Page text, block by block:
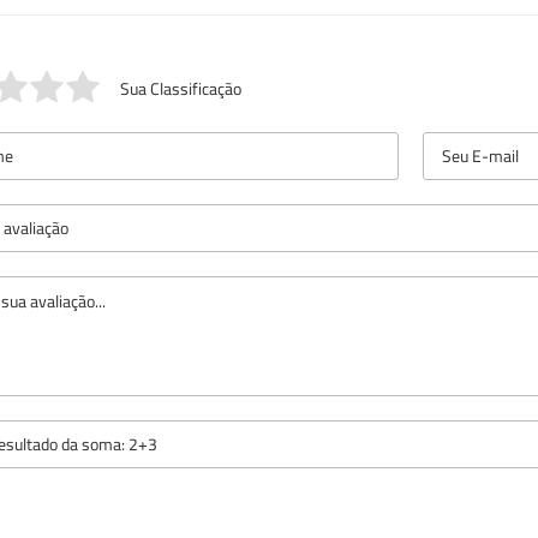
Sua Classificação